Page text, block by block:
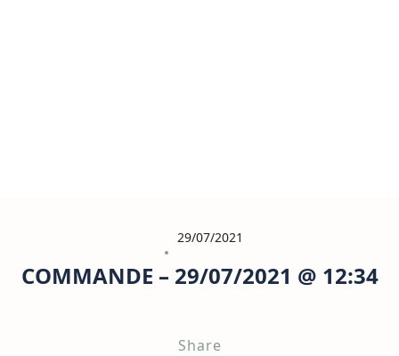
29/07/2021
COMMANDE – 29/07/2021 @ 12:34
Share